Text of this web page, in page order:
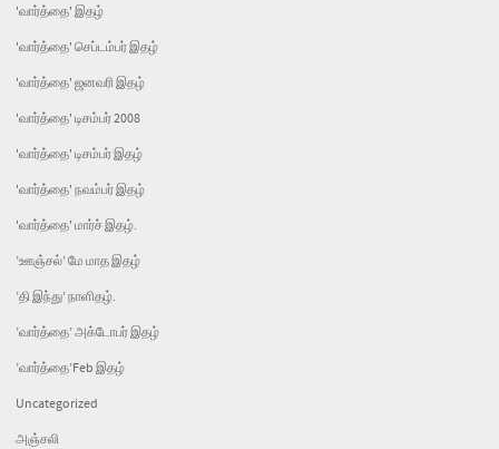
'வார்த்தை' இதழ்
'வார்த்தை' செப்டம்பர் இதழ்
'வார்த்தை' ஜனவரி இதழ்
'வார்த்தை' டிசம்பர் 2008
'வார்த்தை' டிசம்பர் இதழ்
'வார்த்தை' நவம்பர் இதழ்
'வார்த்தை' மார்ச் இதழ்.
’ஊஞ்சல்’ மே மாத இதழ்
’தி இந்து’ நாளிதழ்.
’வார்த்தை’ அக்டோபர் இதழ்
’வார்த்தை’Feb இதழ்
Uncategorized
அஞ்சலி